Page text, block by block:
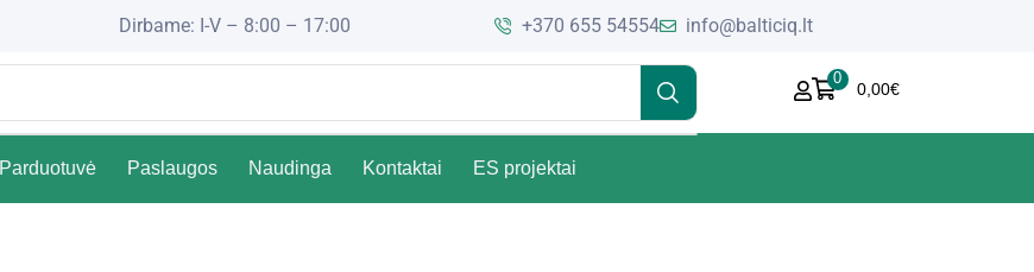
Dirbame: I-V – 8:00 – 17:00 +370 655 54554 info@balticiq.lt
0
0,00€
Parduotuvė Paslaugos Naudinga Kontaktai ES projektai